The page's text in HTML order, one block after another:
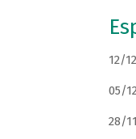
12/
05/
28/